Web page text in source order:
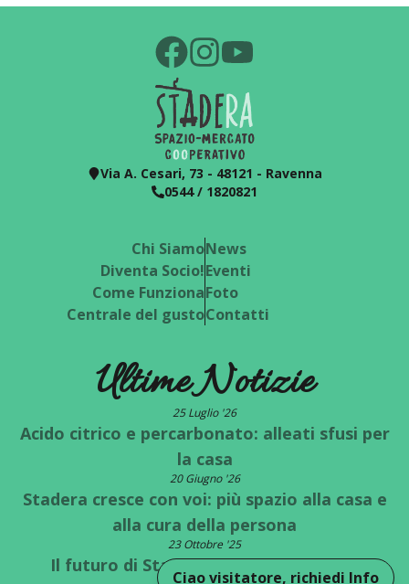
Ciao visitatore, richiedi Info
Via A. Cesari, 73 - 48121 - Ravenna
0544 / 1820821
Chi Siamo
Diventa Socio!
Come Funziona
Centrale del gusto
News
Eventi
Foto
Contatti
Ultime Notizie
25 Luglio '26
Acido citrico e percarbonato: alleati sfusi per
la casa
20 Giugno '26
Stadera cresce con voi: più spazio alla casa e
alla cura della persona
23 Ottobre '25
Il futuro di Stadera è a un bivio: quale